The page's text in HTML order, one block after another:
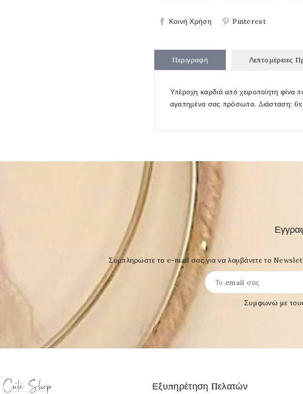
Κοινή Χρήση Pinterest
Περιγραφή Λεπτομέρειες
Υπέροχη καρδιά από χειροποίητη φίνα
αγαπημένα σας πρόσωπα. Διάσταση:
Συμπληρώστε το e-mail σας για να λαμβάνετε το
Συμφωνώ με
Εξυπηρέτηση Πελατών